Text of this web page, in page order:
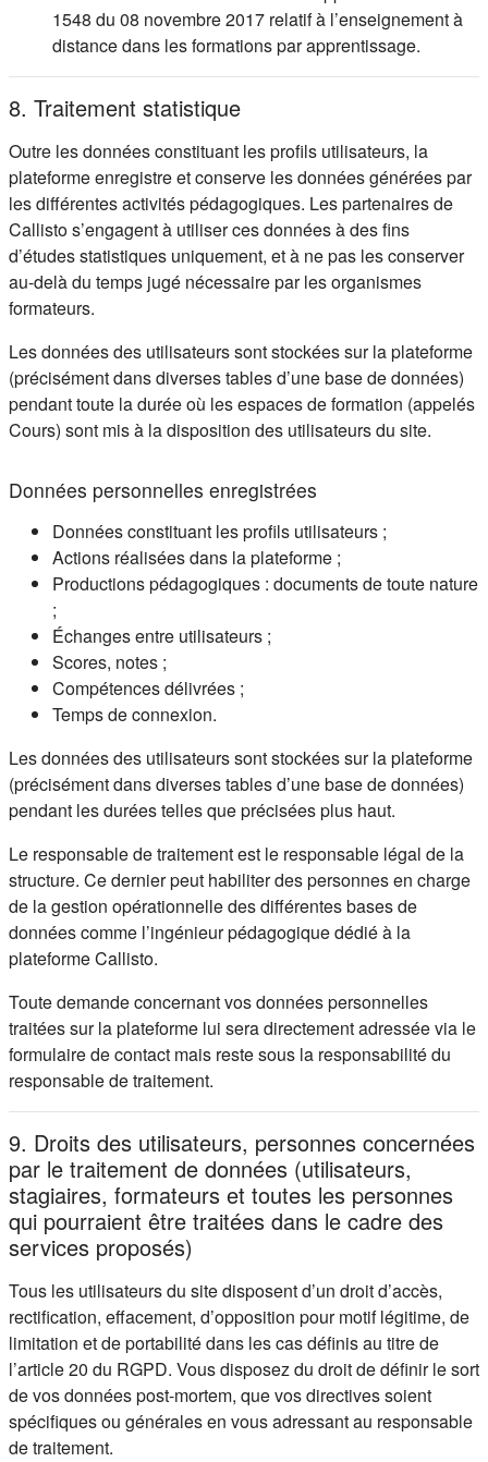
1548 du 08 novembre 2017 relatif à l’enseignement à
distance dans les formations par apprentissage.
8. Traitement statistique
Outre les données constituant les profils utilisateurs, la
plateforme enregistre et conserve les données générées par
les différentes activités pédagogiques. Les partenaires de
Callisto s’engagent à utiliser ces données à des fins
d’études statistiques uniquement, et à ne pas les conserver
au-delà du temps jugé nécessaire par les organismes
formateurs.
Les données des utilisateurs sont stockées sur la plateforme
(précisément dans diverses tables d’une base de données)
pendant toute la durée où les espaces de formation (appelés
Cours) sont mis à la disposition des utilisateurs du site.
Données personnelles enregistrées
Données constituant les profils utilisateurs ;
Actions réalisées dans la plateforme ;
Productions pédagogiques : documents de toute nature
;
Échanges entre utilisateurs ;
Scores, notes ;
Compétences délivrées ;
Temps de connexion.
Les données des utilisateurs sont stockées sur la plateforme
(précisément dans diverses tables d’une base de données)
pendant les durées telles que précisées plus haut.
Le responsable de traitement est le responsable légal de la
structure. Ce dernier peut habiliter des personnes en charge
de la gestion opérationnelle des différentes bases de
données comme l’ingénieur pédagogique dédié à la
plateforme Callisto.
Toute demande concernant vos données personnelles
traitées sur la plateforme lui sera directement adressée via le
formulaire de contact mais reste sous la responsabilité du
responsable de traitement.
9. Droits des utilisateurs, personnes concernées
par le traitement de données (utilisateurs,
stagiaires, formateurs et toutes les personnes
qui pourraient être traitées dans le cadre des
services proposés)
Tous les utilisateurs du site disposent d’un droit d’accès,
rectification, effacement, d’opposition pour motif légitime, de
limitation et de portabilité dans les cas définis au titre de
l’article 20 du RGPD. Vous disposez du droit de définir le sort
de vos données post-mortem, que vos directives soient
spécifiques ou générales en vous adressant au responsable
de traitement.